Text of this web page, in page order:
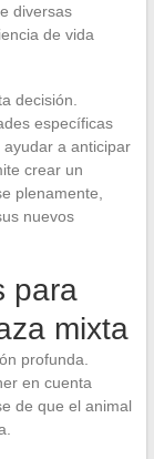
diversas
de vida
decisión.
específicas
a anticipar
crear un
plenamente,
nuevos
para
mixta
profunda.
en cuenta
de que el animal